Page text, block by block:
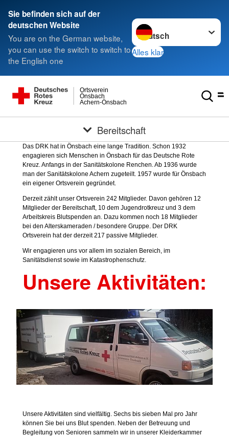
Sie befinden sich auf der
deutschen Website
You are on the German website,
you can use the switch to switch to
the English one
Sprache wechseln zu
Alles klar
Achern-Önsbach
Önsbach
Ortsverein
Bereitschaft
Das DRK hat in Önsbach eine lange Tradition. Schon 1932
engagieren sich Menschen in Önsbach für das Deutsche Rote
Kreuz. Anfangs in der Sanitätskolone Renchen. Ab 1936 wurde
man der Sanitätskolone Achern zugeteilt. 1957 wurde für Önsbach
ein eigener Ortsverein gegründet.
Derzeit zählt unser Ortsverein 242 Mitglieder. Davon gehören 12
Mitglieder der Bereitschaft, 10 dem Jugendrotkreuz und 3 dem
Arbeitskreis Blutspenden an. Dazu kommen noch 18 Mitglieder
bei den Alterskameraden / besondere Gruppe. Der DRK
Ortsverein hat der derzeit 217 passive Mitglieder.
Wir engagieren uns vor allem im sozialen Bereich, im
Sanitätsdienst sowie im Katastrophenschutz.
Unsere Aktivitäten:
Unsere Aktivitäten sind vielfältig. Sechs bis sieben Mal pro Jahr
können Sie bei uns Blut spenden. Neben der Betreuung und
Begleitung von Senioren sammeln wir in unserer Kleiderkammer